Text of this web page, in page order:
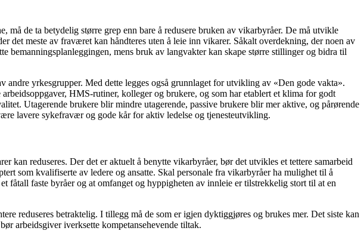
de ta betydelig større grep enn bare å redusere bruken av vikarbyråer. De må utvikle
det meste av fraværet kan håndteres uten å leie inn vikarer. Såkalt overdekning, der noen av
mens bruk av langvakter kan skape større stillinger og bidra til
andre yrkesgrupper. Med dette legges også grunnlaget for utvikling av «Den gode vakta».
HMS-rutiner, kolleger og brukere, og som har etablert et klima for godt
Utagerende brukere blir mindre utagerende, passive brukere blir mer aktive, og pårørende
lavere sykefravær og gode kår for aktiv ledelse og tjenesteutvikling.
kan reduseres. Der det er aktuelt å benytte vikarbyråer, bør det utvikles et tettere samarbeid
som kvalifiserte av ledere og ansatte. Skal personale fra vikarbyråer ha mulighet til å
fåtall faste byråer og at omfanget og hyppigheten av innleie er tilstrekkelig stort til at en
reduseres betraktelig. I tillegg må de som er igjen dyktiggjøres og brukes mer. Det siste kan
arbeidsgiver iverksette kompetansehevende tiltak.